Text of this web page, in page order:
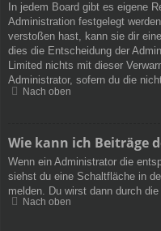
In jedem Board gibt es eigene
Administration festgelegt
verstoßen hast, kann sie dir
dies die Entscheidung der
Limited nichts mit dieser
Administrator, sofern du die
Nach oben
Wie kann ich Beiträge
Wenn ein Administrator die
siehst du eine Schaltfläche in
melden. Du wirst dann durch
Nach oben